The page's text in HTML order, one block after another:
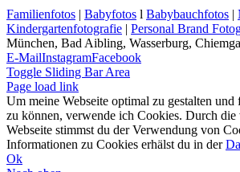
Familienfotos | Babyfotos l Babybauchfotos |
Kindergartenfotografie | Personal Brand
München, Bad Aibling, Wasserburg,
E-MailInstagramFacebook
Toggle Sliding Bar Area
Page load link
Um meine Webseite optimal zu gestalten und
zu können, verwende ich Cookies. Durch
Webseite stimmst du der Verwendung von
Informationen zu Cookies erhälst du in der
Ok